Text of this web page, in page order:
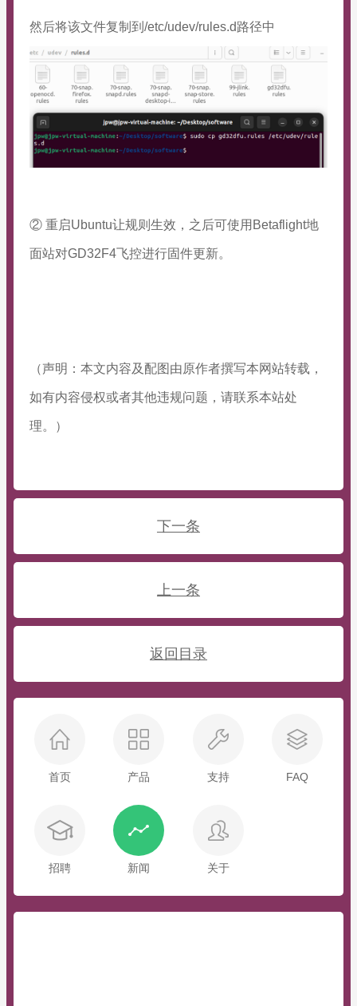
然后将该文件复制到/etc/udev/rules.d路径中
② 重启Ubuntu让规则生效，之后可使用Betaflight地
面站对GD32F4飞控进行固件更新。
（声明：本文内容及配图由原作者撰写本网站转载，
如有内容侵权或者其他违规问题，请联系本站处
理。）
下一条
上一条
返回目录
首页 产品 支持 FAQ
招聘 新闻 关于